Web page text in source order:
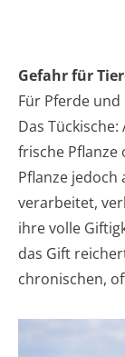
Gefahr für
Für Pferde
Das
frische
Pflanze jedoch
verarbeitet,
ihre volle
das Gift
chronischen,